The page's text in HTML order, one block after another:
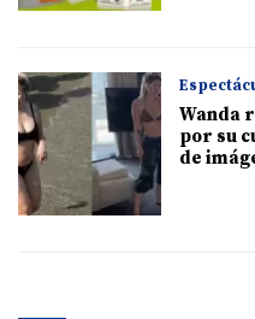
Wanda
por su
de